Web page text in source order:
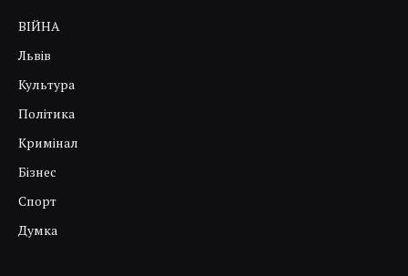
ВІЙНА
Львів
Культура
Політика
Кримінал
Бізнес
Спорт
Думка